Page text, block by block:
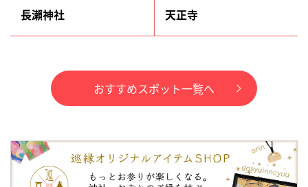
長瀨神社 天正寺
おすすめスポット一覧へ